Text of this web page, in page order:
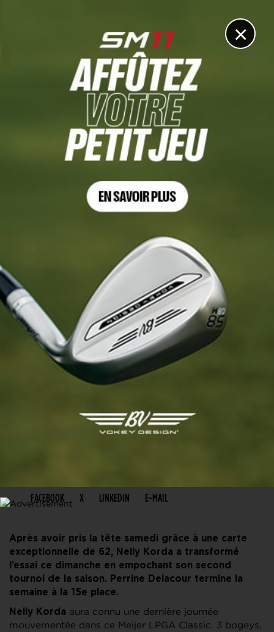
×
MEIJER LPGA CLASSIC, 4E TOUR
FACEBOOK X LINKEDIN E-MAIL
Après avoir pris la tête samedi grâce à une carte
exceptionnelle de 62, Nelly Korda a transformé
l’essai ce dimanche en empochant son second
tournoi de la saison. Perrine Delacour termine la
semaine à la 15e place.
Nelly Korda aura connu une dernière journée
mouvementée dans ce Meijer LPGA Classic. 3 bogeys,